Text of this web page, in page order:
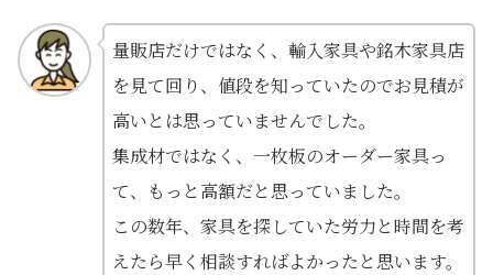
量販店だけではなく、輸入家具や銘木家具店
を見て回り、値段を知っていたのでお見積が
高いとは思っていませんでした。
集成材ではなく、一枚板のオーダー家具っ
て、もっと高額だと思っていました。
この数年、家具を探していた労力と時間を考
えたら早く相談すればよかったと思います。